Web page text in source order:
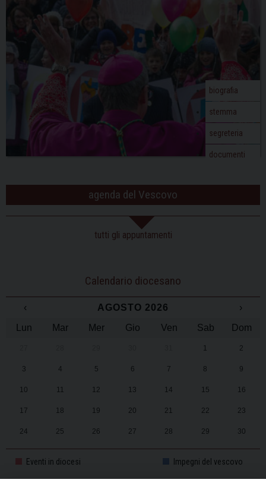
biografia
stemma
segreteria
documenti
agenda del Vescovo
tutti gli appuntamenti
Calendario diocesano
‹ AGOSTO 2026
›
Lun
Mar Mer Gio Ven Sab Dom
1 2
3 4 5 6 7 8 9
10 11 12 13 14 15 16
17 18 19 20 21 22 23
24 25 26 27 28 29 30
31 1 2 3 4 5 6
Eventi in diocesi Impegni del vescovo